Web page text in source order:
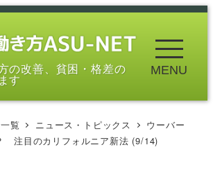
の改善、貧困・格差の
す
MENU
覧 ニュース・トピックス
ウーバー
注目のカリフォルニア新法 (9/14)